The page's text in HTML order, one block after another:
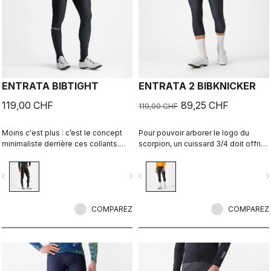
ENTRATA BIBTIGHT
119,00 CHF
Moins c'est plus : c’est le concept
minimaliste derrière ces collants.
de chamois douce et des coutures
réduites, ces collants confortables
vous tiennent chaud, mais pas
navigate_next
COMPAREZ
ENTRATA 2 BIBKNICKER
119,00 CHF 89,25 CHF
Pour pouvoir arborer le logo du
scorpion, un cuissard 3/4 doit offrir
exceptionnelles même s’il s’agit
d’une entrée de gamme. Alliant
tissus de qualité, structure à huit
KISS Air2, ce cuissard 3/4 met
résistance.
navigate_before
COMPAREZ